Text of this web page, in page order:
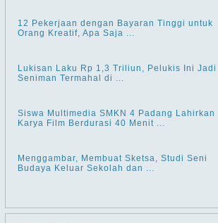
12 Pekerjaan dengan Bayaran Tinggi untuk
Orang Kreatif, Apa Saja ...
Lukisan Laku Rp 1,3 Triliun, Pelukis Ini Jadi
Seniman Termahal di ...
Siswa Multimedia SMKN 4 Padang Lahirkan
Karya Film Berdurasi 40 Menit ...
Menggambar, Membuat Sketsa, Studi Seni
Budaya Keluar Sekolah dan ...